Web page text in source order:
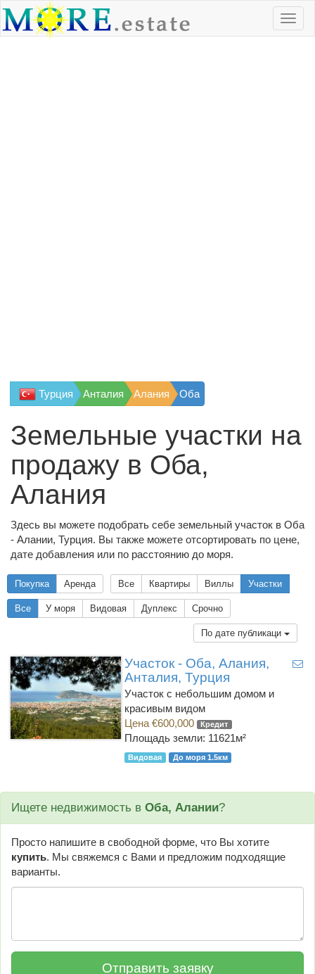
Турция Анталия Алания Оба
Земельные участки на
продажу в Оба,
Алания
Здесь вы можете подобрать себе земельный участок в Оба
- Алании, Турция. Вы также можете отсортировать по цене,
дате добавления или по расстоянию до моря.
Покупка Аренда Все Квартиры Виллы Участки
Все У моря Видовая Дуплекс Срочно
По дате публикаци
Участок - Оба, Алания,
Анталия, Турция
Участок с небольшим домом и
красивым видом
Цена €600,000
Кредит
Площадь земли: 11621м²
Видовая До моря 1.5км
Ищете недвижимость в Оба, Алании?
Просто напишите в свободной форме, что Вы хотите
купить. Мы свяжемся с Вами и предложим подходящие
варианты.